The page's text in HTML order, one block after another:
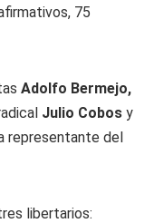
75
Adolfo Bermejo,
Julio Cobos y
representante del
libertarios: